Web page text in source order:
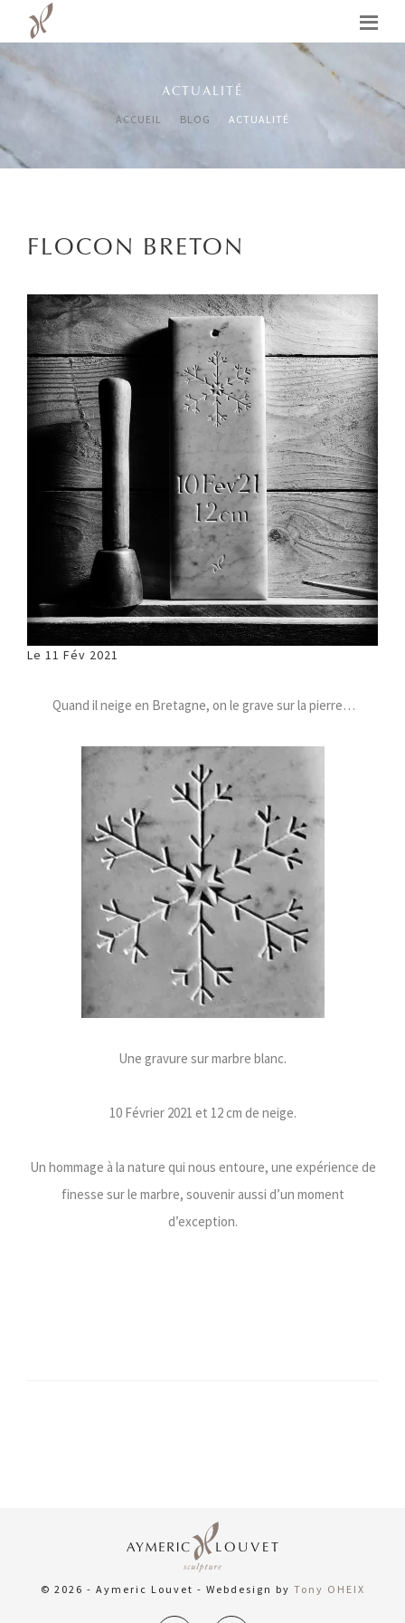
ACTUALITÉ
ACCUEIL BLOG ACTUALITÉ
FLOCON BRETON
Le 11 Fév 2021
Quand il neige en Bretagne, on le grave sur la pierre…
Une gravure sur marbre blanc.
10 Février 2021 et 12 cm de neige.
Un hommage à la nature qui nous entoure, une expérience de
finesse sur le marbre, souvenir aussi d’un moment
d’exception.
© 2026 - Aymeric Louvet - Webdesign by Tony OHEIX